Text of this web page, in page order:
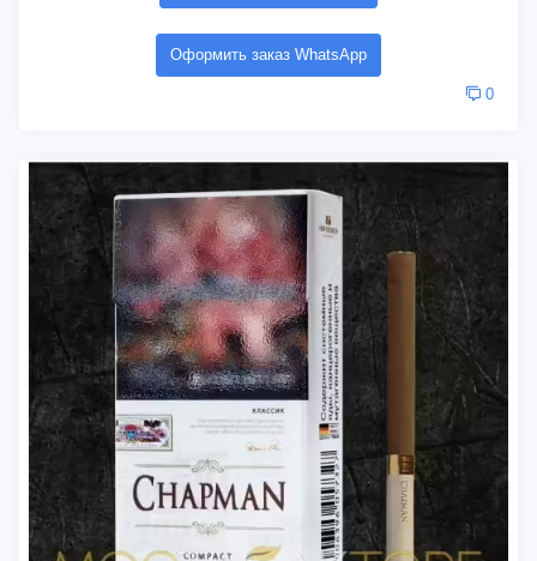
Оформить заказ WhatsApp
0